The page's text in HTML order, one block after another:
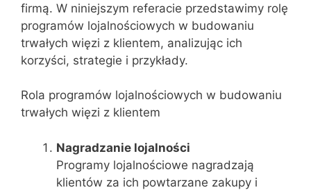
firmą. W niniejszym referacie przedstawimy rolę
programów lojalnościowych w budowaniu
trwałych więzi z klientem, analizując ich
korzyści, strategie i przykłady.
Rola programów lojalnościowych w budowaniu
trwałych więzi z klientem
Nagradzanie lojalności
Programy lojalnościowe nagradzają
klientów za ich powtarzane zakupy i